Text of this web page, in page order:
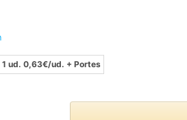
1 ud. 0,63€/ud. + Portes